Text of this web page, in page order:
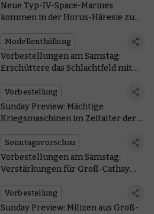
Neue Typ-IV-Space-Marines
kommen in der Horus-Häresie zum
Modellenthüllung
Vorbestellungen am Samstag:
Erschüttere das Schlachtfeld mit
Vorbestellung
Sunday Preview: Mächtige
Kriegsmaschinen im Zeitalter der
Sonntagsvorschau
Vorbestellungen am Samstag:
Verstärkungen für Groß-Cathay
Vorbestellung
Sunday Preview: Milizen aus Groß-